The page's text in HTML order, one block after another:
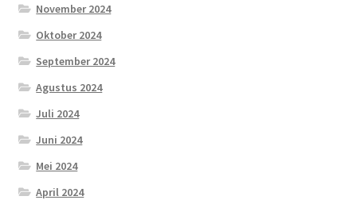
November 2024
Oktober 2024
September 2024
Agustus 2024
Juli 2024
Juni 2024
Mei 2024
April 2024